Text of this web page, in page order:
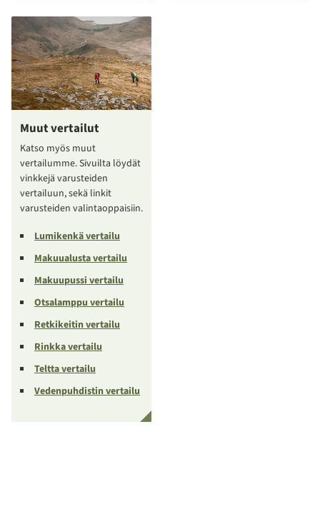
Muut vertailut
Katso myös muut
vertailumme. Sivuilta löydät
vinkkejä varusteiden
vertailuun, sekä linkit
varusteiden valintaoppaisiin.
Lumikenkä vertailu
Makuualusta vertailu
Makuupussi vertailu
Otsalamppu vertailu
Retkikeitin vertailu
Rinkka vertailu
Teltta vertailu
Vedenpuhdistin vertailu